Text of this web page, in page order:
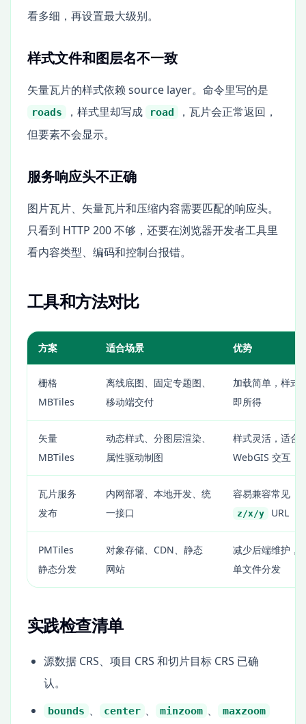
看多细，再设置最大级别。
样式文件和图层名不一致
矢量瓦片的样式依赖 source layer。命令里写的是
roads ，样式里却写成 road
，瓦片会正常返回，
但要素不会显示。
服务响应头不正确
图片瓦片、矢量瓦片和压缩内容需要匹配的响应头。
只看到 HTTP 200 不够，还要在浏览器开发者工具里
看内容类型、编码和控制台报错。
工具和方法对比
方案 适合场景 优势
栅格
MBTiles
离线底图、固定专题图、
移动端交付
加载简单，样式
即所得
矢量
MBTiles
动态样式、分图层渲染、
属性驱动制图
样式灵活，适合
WebGIS 交互
瓦片服务
发布
内网部署、本地开发、统
一接口
容易兼容常见
z/x/y URL
PMTiles
静态分发
对象存储、CDN、静态
网站
减少后端维护，
单文件分发
实践检查清单
源数据 CRS、项目 CRS 和切片目标 CRS 已确
认。
bounds 、 center 、 minzoom 、 maxzoom